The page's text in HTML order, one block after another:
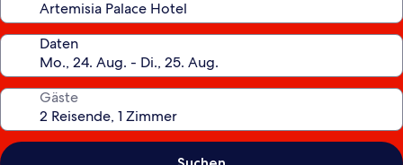
Daten
Gäste